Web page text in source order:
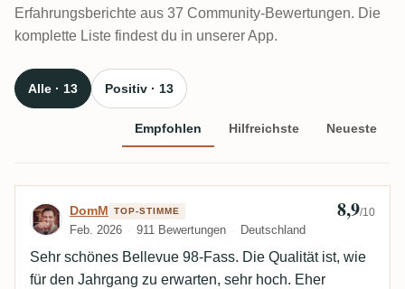
Erfahrungsberichte aus 37 Community-Bewertungen. Die
komplette Liste findest du in unserer App.
Alle · 13 Positiv · 13
Empfohlen Hilfreichste Neueste
Bewertung von DomM
DomM TOP-STIMME
Feb. 2026 911 Bewertungen Deutschland
8,9/10
Sehr schönes Bellevue 98-Fass. Die Qualität ist, wie
für den Jahrgang zu erwarten, sehr hoch. Eher